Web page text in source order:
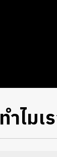
ทำไม